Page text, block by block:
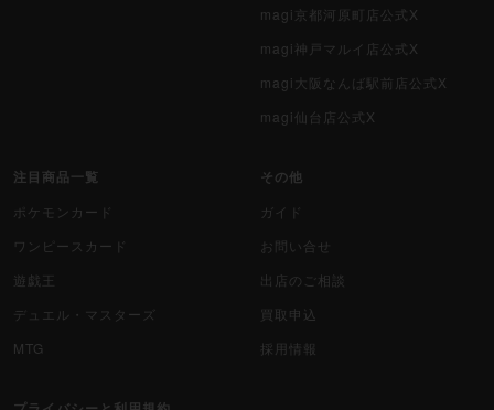
magi京都河原町店公式X
magi神戸マルイ店公式X
magi大阪なんば駅前店公式X
magi仙台店公式X
注目商品一覧
ポケモンカード
ワンピースカード
遊戯王
デュエル・マスターズ
MTG
その他
ガイド
お問い合せ
出店のご相談
買取申込
採用情報